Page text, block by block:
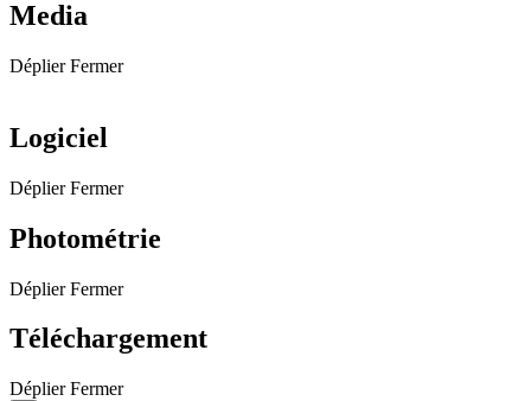
Media
Déplier Fermer
Logiciel
Déplier Fermer
Photométrie
Déplier Fermer
Téléchargement
Déplier Fermer